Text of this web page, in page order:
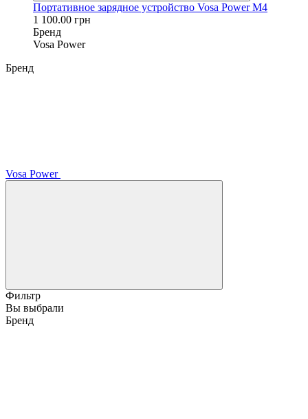
Портативное зарядное устройство Vosa Power M4
1 100.00 грн
Бренд
Vosa Power
Бренд
Vosa Power
Фильтр
Вы выбрали
Бренд